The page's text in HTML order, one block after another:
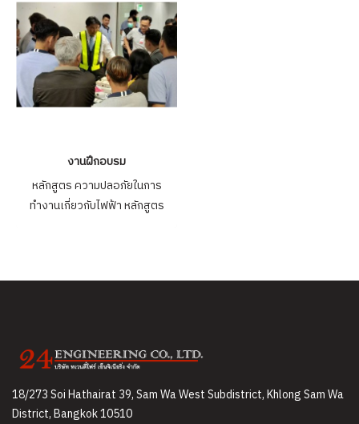
งานฝึกอบรม
หลักสูตร ความปลอภัยในการ
ทำงานเกี่ยวกับไฟฟ้า หลักสูตร
18/273 Soi Hathairat 39, Sam Wa West Subdistrict, Khlong Sam Wa
District, Bangkok 10510